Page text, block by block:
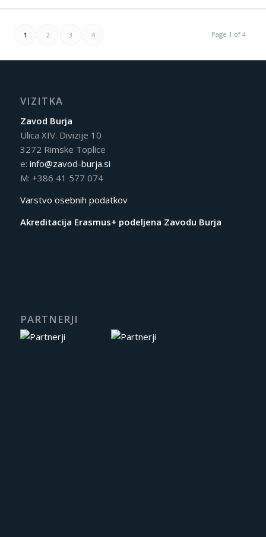
Page 1 of 4
1 2 3 4
VIZITKA
Zavod Burja
Ulica XIV. Divizije 10
3272 Rimske Toplice
e: info@zavod-burja.si
M: +386 41 577 074
Varstvo osebnih podatkov
Akreditacija Erasmus+ podeljena Zavodu Burja
PARTNERJI